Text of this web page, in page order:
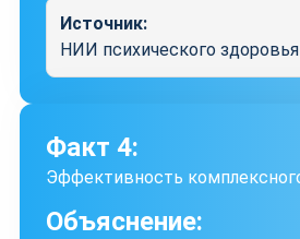
Источник:
НИИ психического
Факт 4:
Эффективность
Объяснение: